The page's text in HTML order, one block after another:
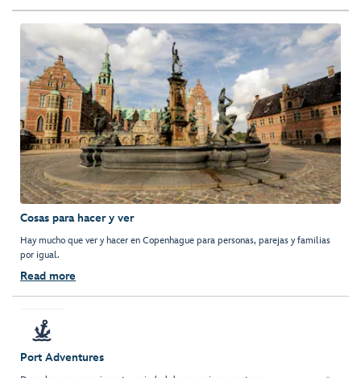
Cosas para hacer y ver
Hay mucho que ver y hacer en Copenhague para personas, parejas y familias
por igual.
Read more
Port Adventures